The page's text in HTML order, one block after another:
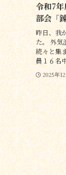
令和7
部会「
昨日、我
た。 外気
続々と集
員１６名
2025年